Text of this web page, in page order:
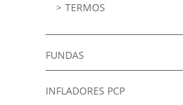
TERMOS
FUNDAS
INFLADORES PCP